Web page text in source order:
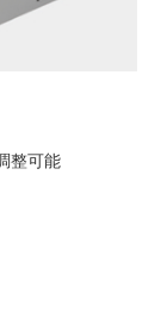
整可能